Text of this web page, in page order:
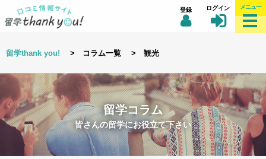
登録 ログイン メニュー
留学thank you! > コラム一覧 > 観光
留学コラム
皆さんの留学にお役立て下さい